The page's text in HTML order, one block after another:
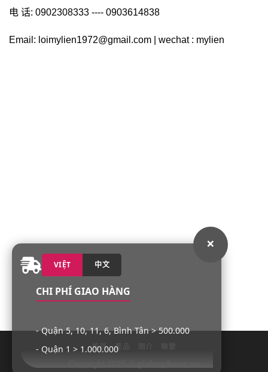
×
VIỆT 中文
CHI PHÍ GIAO HÀNG
- Quận 5, 10, 11, 6, Bình Tân > 500.000
- Quận 1 > 1.000.000
电 话: 0902308333 ---- 0903614838
Email: loimylien1972@gmail.com | wechat : mylien
首頁 產品